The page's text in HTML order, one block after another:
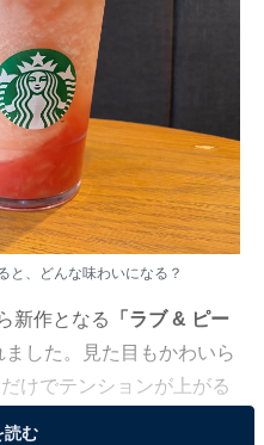
と、どんな味わいになる？
新作となる
「ラブ & ピー
ました。見た目もかわいら
けでテンションが上がる
ース、ピーチ果肉ソース
読む